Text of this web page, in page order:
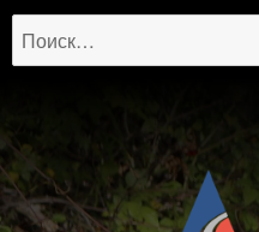
Искать: